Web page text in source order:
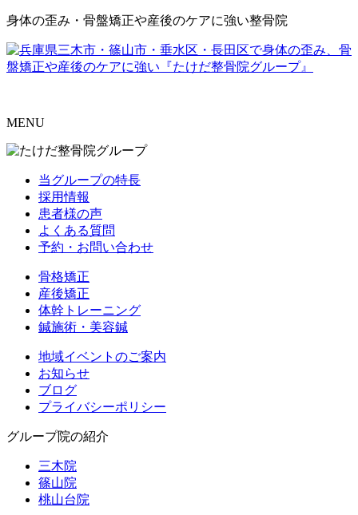
身体の歪み・骨盤矯正や産後のケアに強い整骨院
MENU
当グループの特長
採用情報
患者様の声
よくある質問
予約・お問い合わせ
骨格矯正
産後矯正
体幹トレーニング
鍼施術・美容鍼
地域イベントのご案内
お知らせ
ブログ
プライバシーポリシー
グループ院の紹介
三木院
篠山院
桃山台院